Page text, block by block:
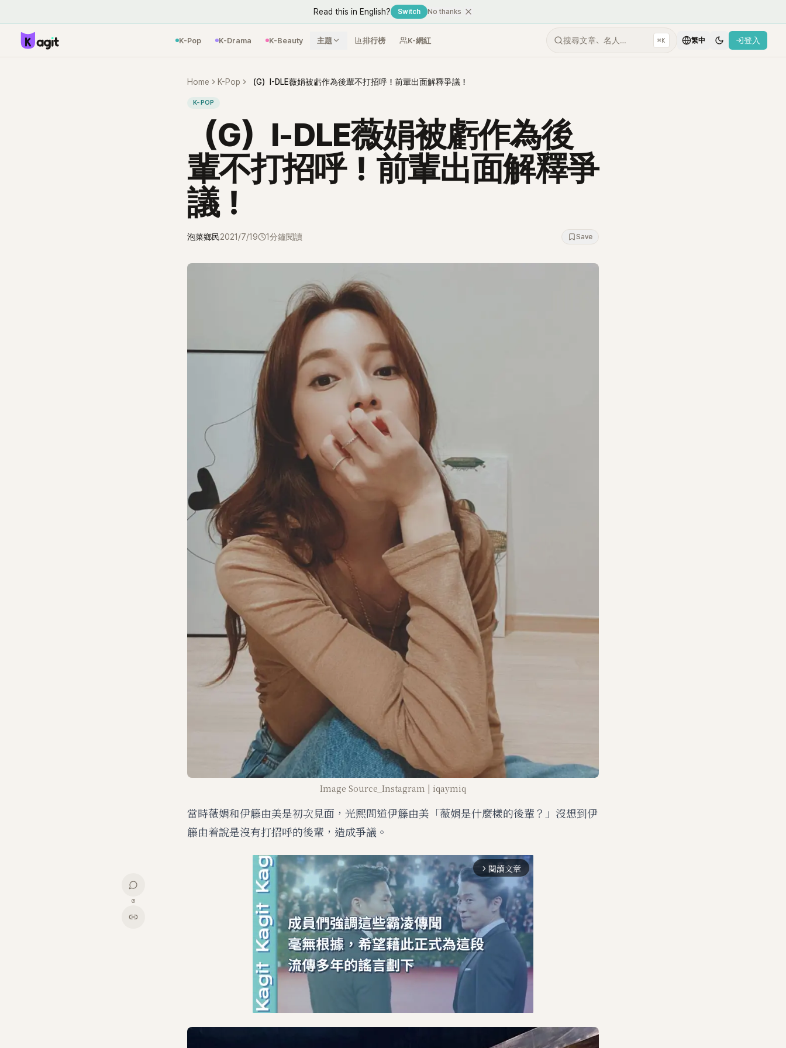
Read this in English? Switch No thanks
K-Pop K-Drama K-Beauty 主題 排行榜 K-網紅 搜尋文章、名人… ⌘K 繁中 登入
Home K-Pop （G）I-DLE薇娟被虧作為後輩不打招呼！前輩出面解釋爭議！
K-POP
（G）I-DLE薇娟被虧作為後
輩不打招呼！前輩出面解釋爭
議！
泡菜鄉民2021/7/19 1分鐘閱讀 Save
Image Source_Instagram | iqaymiq
當時薇娟和伊籐由美是初次見面，光熙問道伊籐由美「薇娟是什麼樣的後輩？」沒想到伊
籐由着說是沒有打招呼的後輩，造成爭議。
arrow_forward_ios 閱讀文章
0